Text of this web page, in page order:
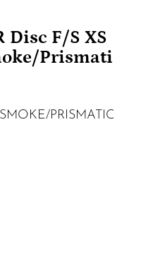
Disc F/S XS
Prismati
PRISMATIC